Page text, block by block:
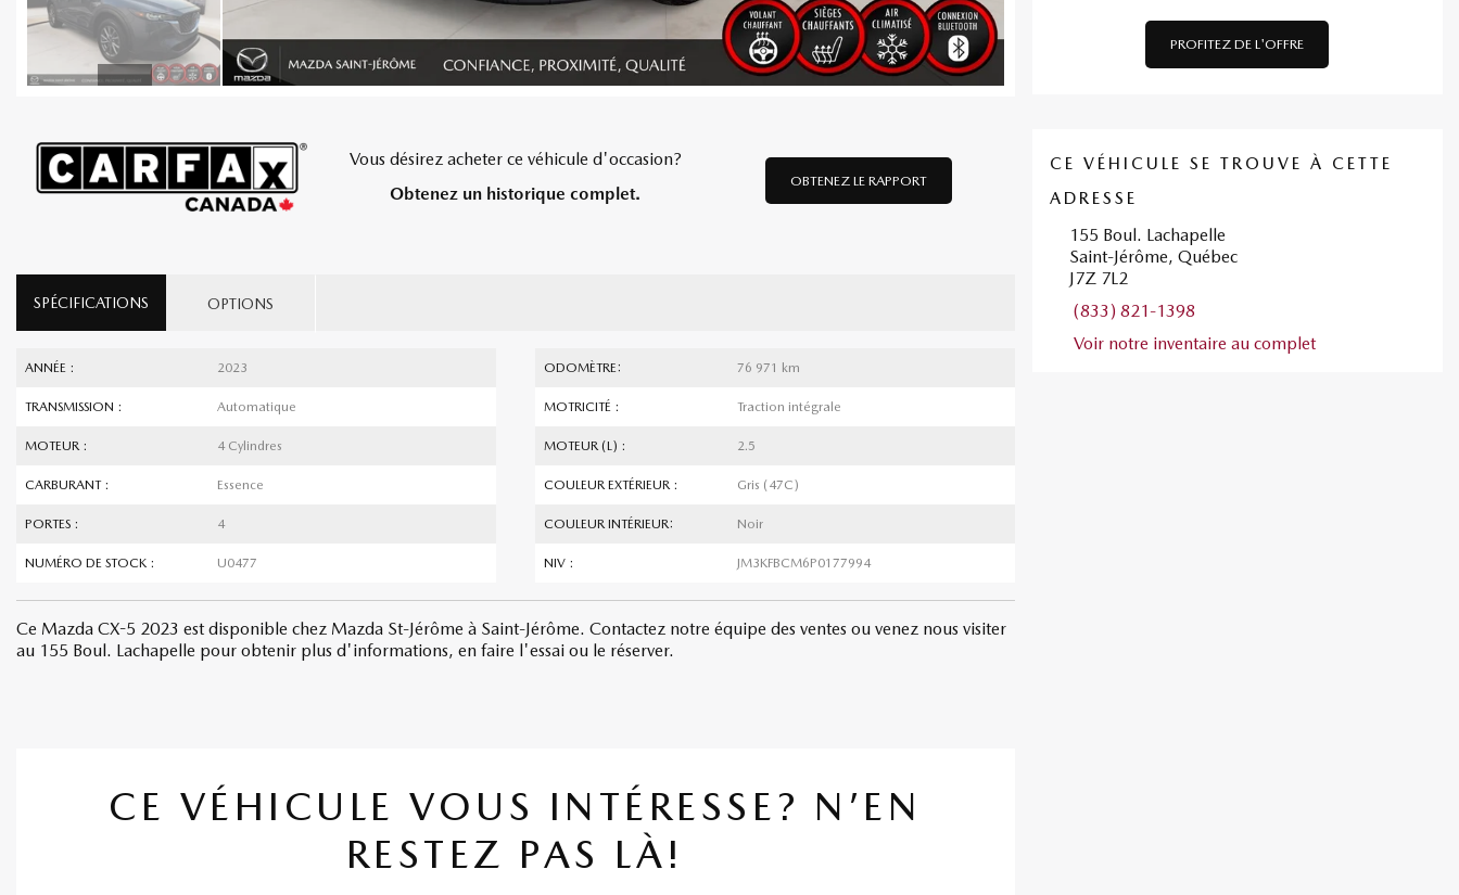
Vous désirez acheter ce véhicule d'occasion?
Obtenez un historique complet.
OBTENEZ LE RAPPORT
SPÉCIFICATIONS OPTIONS
ANNÉE : 2023 ODOMÈTRE: 76 971 km
TRANSMISSION : Automatique MOTRICITÉ : Traction intégrale
MOTEUR : 4 Cylindres MOTEUR (L) : 2.5
CARBURANT : Essence COULEUR EXTÉRIEUR : Gris (47C)
PORTES : 4 COULEUR INTÉRIEUR: Noir
NUMÉRO DE STOCK : U0477 NIV : JM3KFBCM6P0177994
Ce Mazda CX-5 2023 est disponible chez Mazda St-Jérôme à Saint-Jérôme. Contactez notre équipe des ventes ou venez nous visiter
au 155 Boul. Lachapelle pour obtenir plus d'informations, en faire l'essai ou le réserver.
CE VÉHICULE VOUS INTÉRESSE? N’EN
RESTEZ PAS LÀ!
PROFITEZ DE L'OFFRE
CE VÉHICULE SE TROUVE À CETTE
ADRESSE
155 Boul. Lachapelle
Saint-Jérôme, Québec
J7Z 7L2
(833) 821-1398
Voir notre inventaire au complet